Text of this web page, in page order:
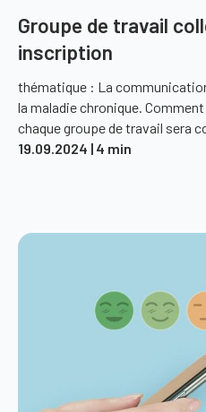
Groupe de travail
inscription
thématique : La
la maladie chronique.
chaque groupe de travail sera
19.09.2024 | 4 min